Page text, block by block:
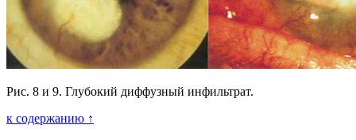
Рис. 8 и 9. Глубокий диффузный инфильтрат.
к содержанию ↑